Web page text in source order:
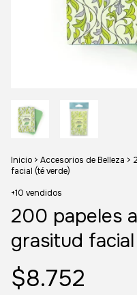
Inicio > Accesorios de Belleza >
facial (té verde)
+10 vendidos
200 papeles
grasitud
$8.752